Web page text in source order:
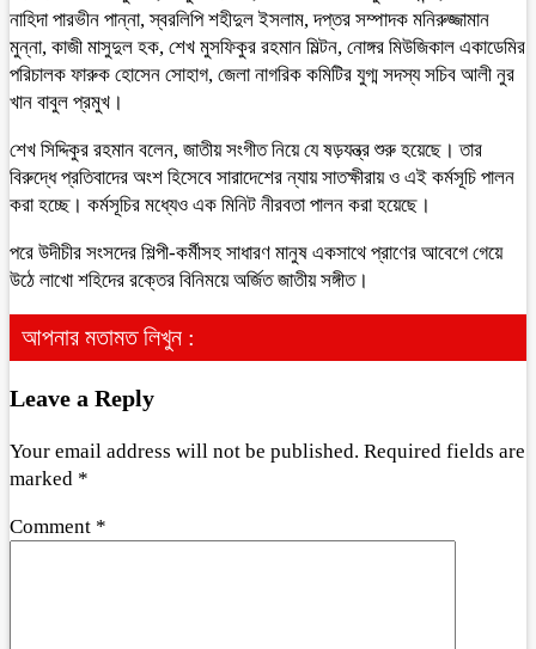
নাহিদা পারভীন পান্না, স্বরলিপি শহীদুল ইসলাম, দপ্তর সম্পাদক মনিরুজ্জামান
মুন্না, কাজী মাসুদুল হক, শেখ মুসফিকুর রহমান মিল্টন, নোঙ্গর মিউজিকাল একাডেমির
পরিচালক ফারুক হোসেন সোহাগ, জেলা নাগরিক কমিটির যুগ্ম সদস্য সচিব আলী নুর
খান বাবুল প্রমুখ।
শেখ সিদ্দিকুর রহমান বলেন, জাতীয় সংগীত নিয়ে যে ষড়যন্ত্র শুরু হয়েছে। তার
বিরুদ্ধে প্রতিবাদের অংশ হিসেবে সারাদেশের ন্যায় সাতক্ষীরায় ও এই কর্মসূচি পালন
করা হচ্ছে। কর্মসূচির মধ্যেও এক মিনিট নীরবতা পালন করা হয়েছে।
পরে উদীচীর সংসদের শিল্পী-কর্মীসহ সাধারণ মানুষ একসাথে প্রাণের আবেগে গেয়ে
উঠে লাখো শহিদের রক্তের বিনিময়ে অর্জিত জাতীয় সঙ্গীত।
আপনার মতামত লিখুন :
Leave a Reply
Your email address will not be published. Required fields are
marked *
Comment *